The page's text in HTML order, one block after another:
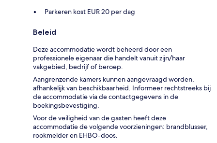
Parkeren kost EUR 20 per dag
Beleid
Deze accommodatie wordt beheerd door een
professionele eigenaar die handelt vanuit zijn/haar
vakgebied, bedrijf of beroep.
Aangrenzende kamers kunnen aangevraagd worden,
afhankelijk van beschikbaarheid. Informeer rechtstreeks bij
de accommodatie via de contactgegevens in de
boekingsbevestiging.
Voor de veiligheid van de gasten heeft deze
accommodatie de volgende voorzieningen: brandblusser,
rookmelder en EHBO-doos.